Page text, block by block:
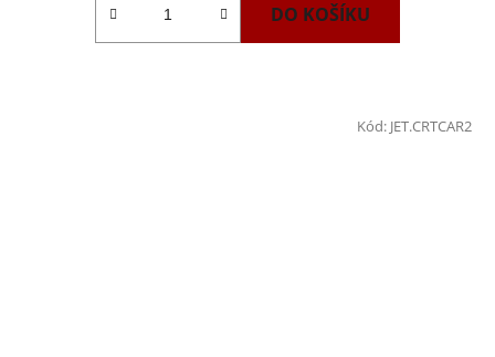
DO KOŠÍKU
Kód: JET.CRTCAR2